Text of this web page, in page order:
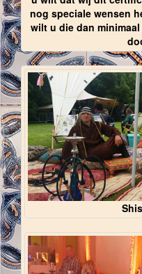
nog speciale wensen
wilt u die dan